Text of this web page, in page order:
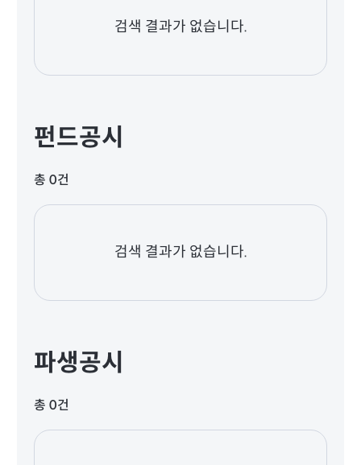
검색 결과가 없습니다.
펀드공시
총 0건
검색 결과가 없습니다.
파생공시
총 0건